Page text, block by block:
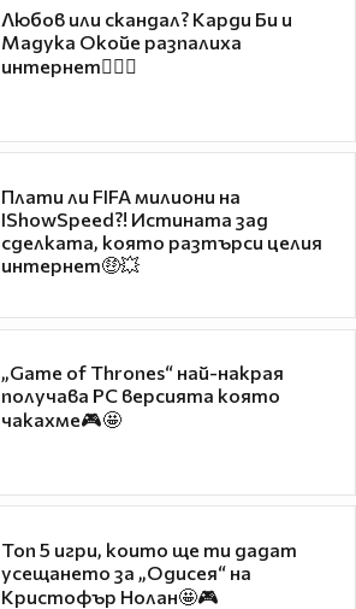
Любов или скандал? Карди Би и
Мадука Окойе разпалиха
интернет❤️‍🔥🔥
Плати ли FIFA милиони на
IShowSpeed?! Истината зад
сделката, която разтърси целия
интернет🤑💥
„Game of Thrones“ най-накрая
получава PC версията която
чакахме🎮🤩
Топ 5 игри, които ще ти дадат
усещането за „Одисея“ на
Кристофър Нолан🤩🎮